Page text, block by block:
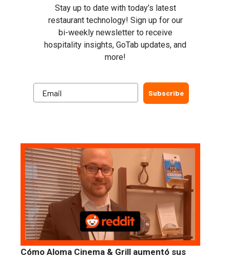
Stay up to date with today’s latest
restaurant technology! Sign up for our
bi-weekly newsletter to receive
hospitality insights, GoTab updates, and
more!
Subscribe
Cómo Aloma Cinema & Grill aumentó sus